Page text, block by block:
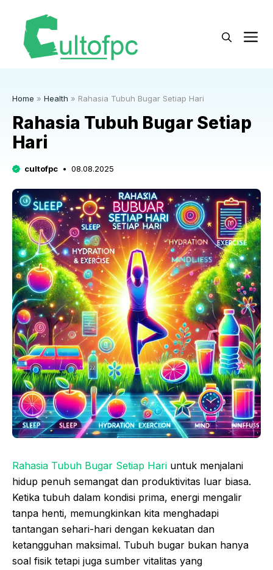
Home » Health » Rahasia Tubuh Bugar Setiap Hari
Rahasia Tubuh Bugar Setiap
Hari
cultofpc 08.08.2025
Rahasia Tubuh Bugar Setiap Hari untuk menjalani
hidup penuh semangat dan produktivitas luar biasa.
Ketika tubuh dalam kondisi prima, energi mengalir
tanpa henti, memungkinkan kita menghadapi
tantangan sehari-hari dengan kekuatan dan
ketangguhan maksimal. Tubuh bugar bukan hanya
soal fisik tetapi juga sumber vitalitas yang